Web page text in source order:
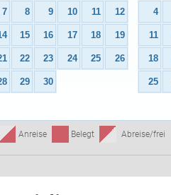
7 8 9 10 11 12
15 16 17 18 19
22 23 24 25 26
29 30
4
11
18
25
Anreise Belegt Abreise/frei